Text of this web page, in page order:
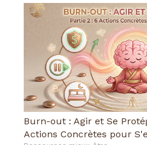
Burn-out : Agir et Se
Actions Concrètes pour